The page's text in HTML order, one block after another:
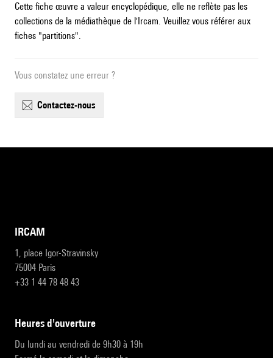
Cette fiche œuvre a valeur encyclopédique, elle ne reflète pas les
collections de la médiathèque de l'Ircam. Veuillez vous référer aux
fiches "partitions".
Vous constatez une erreur ?
contactez-nous
IRCAM
1, place Igor-Stravinsky
75004 Paris
+33 1 44 78 48 43
heures d'ouverture
Du lundi au vendredi de 9h30 à 19h